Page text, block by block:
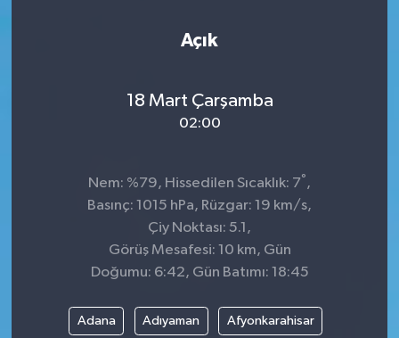
Açık
18 Mart Çarşamba
02:00
Nem: %79, Hissedilen Sıcaklık: 7° ,
Basınç: 1015 hPa, Rüzgar: 19 km/s,
Çiy Noktası: 5.1,
Görüş Mesafesi: 10 km, Gün
Doğumu: 6:42, Gün Batımı: 18:45
Adana Adıyaman Afyonkarahisar